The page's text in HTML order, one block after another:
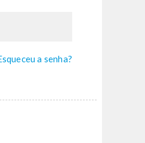
a senha?